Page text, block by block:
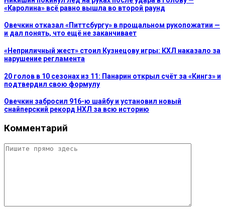
«Каролина» всё равно вышла во второй раунд
Овечкин отказал «Питтсбургу» в прощальном рукопожатии —
и дал понять, что ещё не заканчивает
«Неприличный жест» стоил Кузнецову игры: КХЛ наказало за
нарушение регламента
20 голов в 10 сезонах из 11: Панарин открыл счёт за «Кингз» и
подтвердил свою формулу
Овечкин забросил 916-ю шайбу и установил новый
снайперский рекорд НХЛ за всю историю
Комментарий